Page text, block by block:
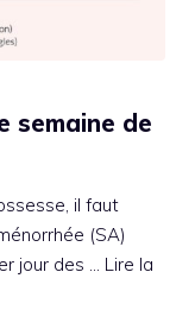
semaine de
il faut
(SA)
jour des … Lire la